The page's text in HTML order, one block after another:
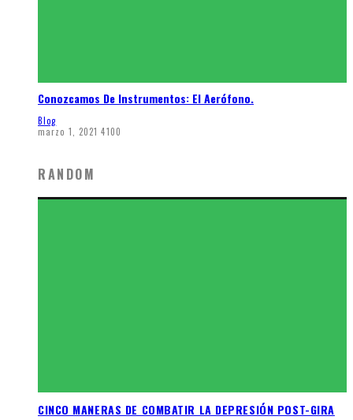
Conozcamos De Instrumentos: El Aerófono.
Blog
marzo 1, 2021 4100
RANDOM
CINCO MANERAS DE COMBATIR LA DEPRESIÓN POST-GIRA